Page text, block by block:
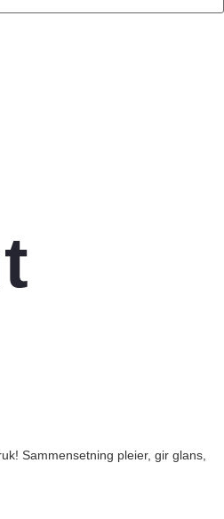
Sammensetning pleier, gir glans,